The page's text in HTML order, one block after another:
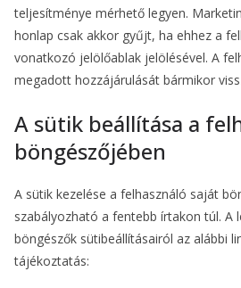
teljesítménye mérhető legyen.
honlap csak akkor gyűjt, ha ehhez a
vonatkozó jelölőablak jelölésével. A
megadott hozzájárulását bármikor
A sütik beállítása a
böngészőjében
A sütik kezelése a felhasználó saját
szabályozható a fentebb írtakon túl. A
böngészők sütibeállításairól az alábbi
tájékoztatás: